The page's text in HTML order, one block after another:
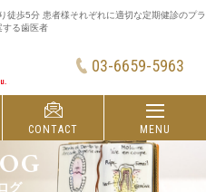
徒歩5分 患者様それぞれに適切な定期健診のプラ
する歯医者
03-6659-5963
CONTACT MENU
グ